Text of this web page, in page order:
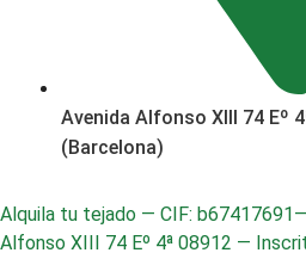
Avenida Alfonso XIII 74 Eº
(Barcelona)
Alquila tu tejado — CIF:
Alfonso XIII 74 Eº 4ª 08912 —